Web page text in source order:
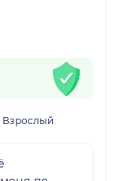
Взрослый